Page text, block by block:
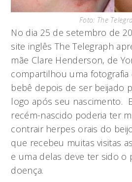
Foto: The
No dia 25 de setembro de
site inglês The Telegraph
mãe Clare Henderson, de
compartilhou uma fotografia
bebê depois de ser beijado
logo após seu nascimento.
recém-nascido poderia ter
contrair herpes orais do
que recebeu muitas visitas
e uma delas deve ter sido o
doença.